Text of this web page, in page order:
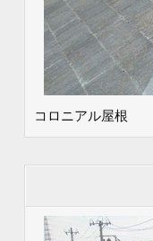
コロニアル屋根